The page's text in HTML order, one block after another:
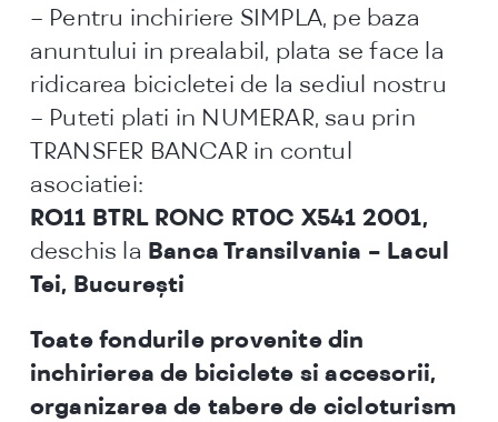
– Pentru inchiriere SIMPLA, pe baza
anuntului in prealabil, plata se face la
ridicarea bicicletei de la sediul nostru
– Puteti plati in NUMERAR, sau prin
TRANSFER BANCAR in contul
asociatiei:
RO11 BTRL RONC RT0C X541 2001,
deschis la Banca Transilvania – Lacul
Tei, Bucureşti
Toate fondurile provenite din
inchirierea de biciclete si accesorii,
organizarea de tabere de cicloturism